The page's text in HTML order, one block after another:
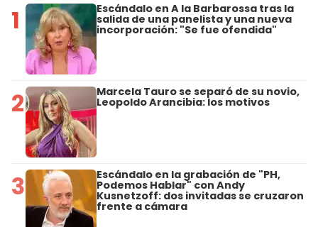
1 Escándalo en A la Barbarossa tras la
salida de una panelista y una nueva
incorporación: "Se fue ofendida"
2 Marcela Tauro se separó de su novio,
Leopoldo Arancibia: los motivos
3 Escándalo en la grabación de "PH,
Podemos Hablar" con Andy
Kusnetzoff: dos invitadas se cruzaron
frente a cámara